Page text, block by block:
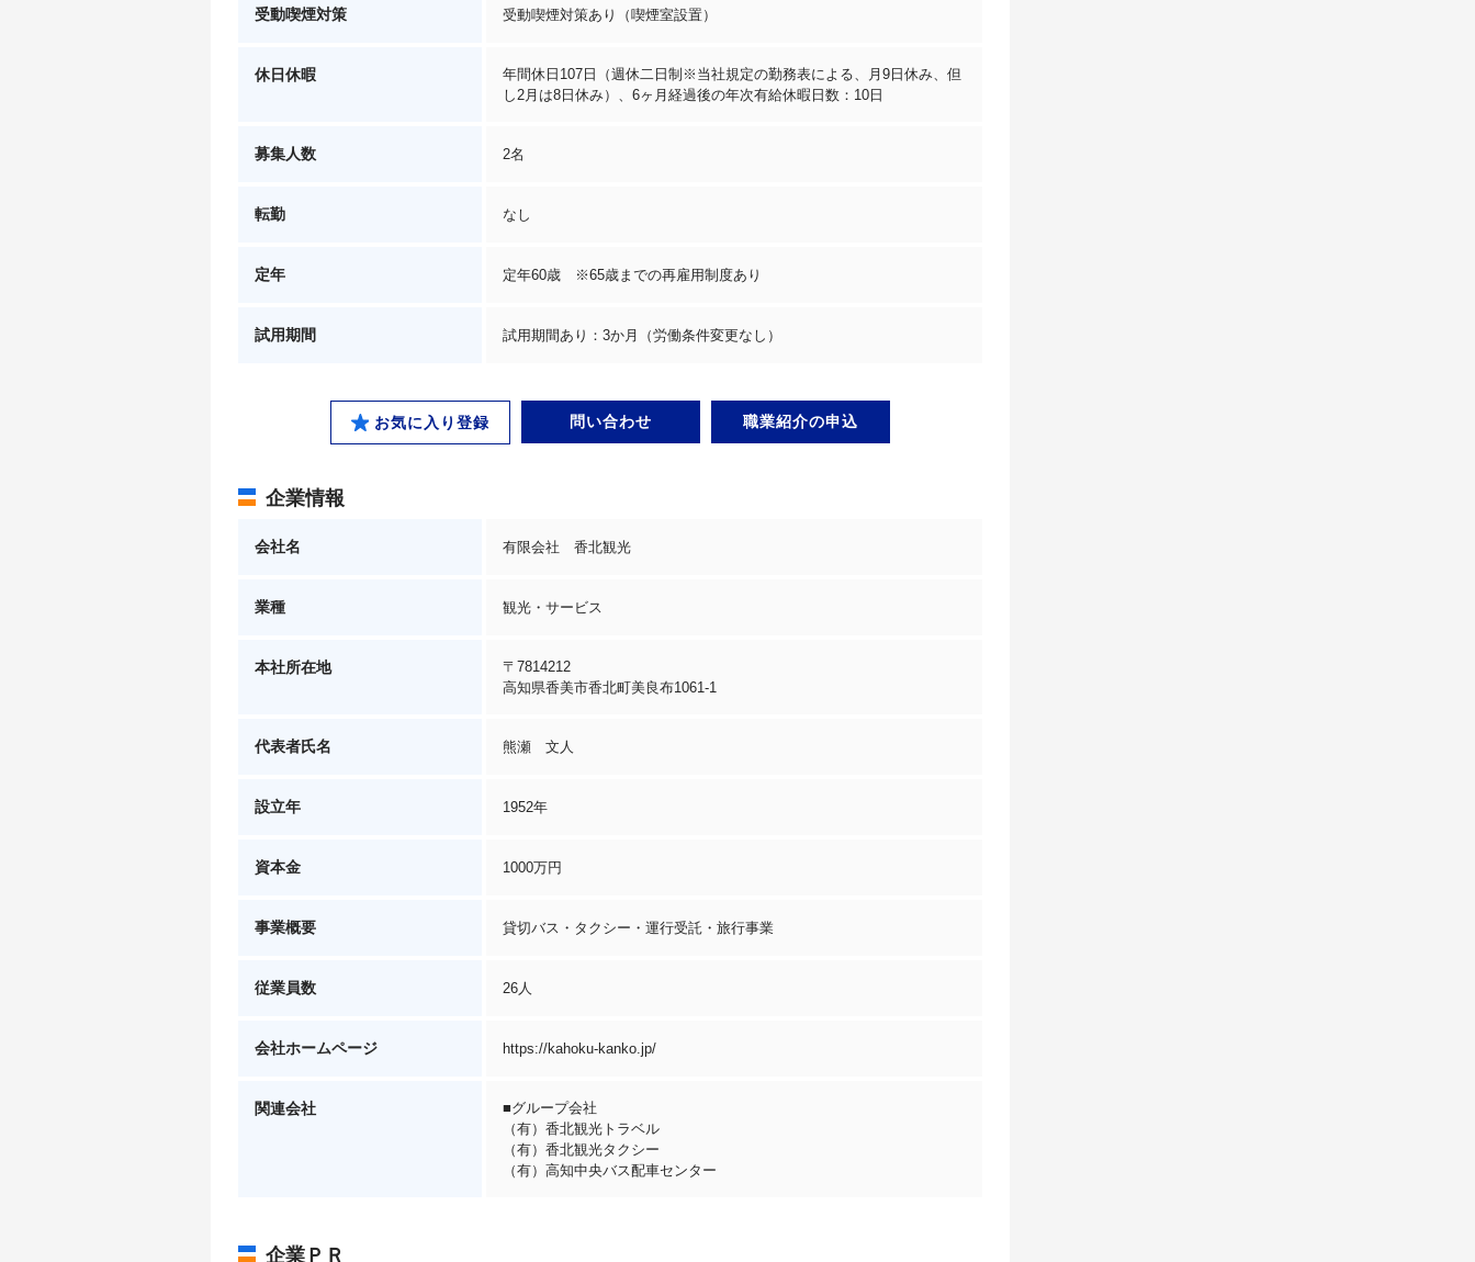
受動喫煙対策 受動喫煙対策あり（喫煙室設置）
休日休暇
年間休日107日（週休二日制※当社規定の勤務表による、月9日休み、但
し2月は8日休み）、6ヶ月経過後の年次有給休暇日数：10日
募集人数 2名
転勤 なし
定年 定年60歳 ※65歳までの再雇用制度あり
試用期間 試用期間あり：3か月（労働条件変更なし）
お気に入り登録 問い合わせ 職業紹介の申込
企業情報
会社名 有限会社 香北観光
業種 観光・サービス
本社所在地
〒7814212
高知県香美市香北町美良布1061-1
代表者氏名 熊瀬 文人
設立年 1952年
資本金 1000万円
事業概要 貸切バス・タクシー・運行受託・旅行事業
従業員数 26人
会社ホームページ https://kahoku-kanko.jp/
関連会社
■グループ会社
（有）香北観光トラベル
（有）香北観光タクシー
（有）高知中央バス配車センター
企業ＰＲ